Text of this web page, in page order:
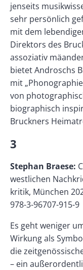
jenseits
sehr persönlich
mit dem
Direktors des
assoziativ
bietet Androschs
mit
von
biographisch
Bruckners
3
Stephan Braese:
westlichen
kritik, München
978-3-96707-915-9
Es geht weniger
Wirkung als
die
– ein